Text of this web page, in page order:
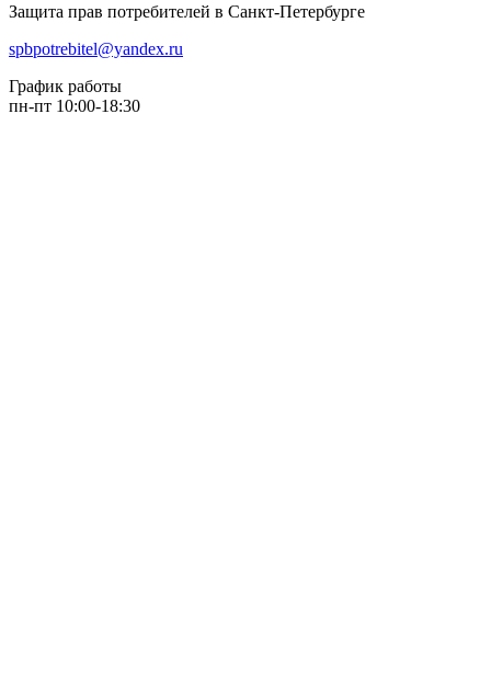
Защита прав потребителей в Санкт-Петербурге
spbpotrebitel@yandex.ru
График работы
пн-пт 10:00-18:30